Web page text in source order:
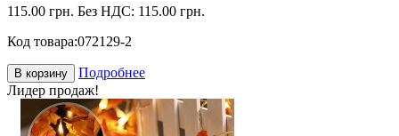
115.00 грн. Без НДС: 115.00 грн.
Код товара:072129-2
В корзину
Подробнее
Лидер продаж!